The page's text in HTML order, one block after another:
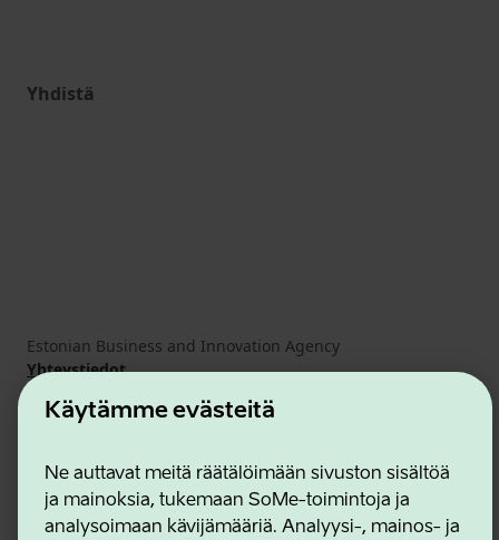
Käytämme evästeitä
Ne auttavat meitä räätälöimään sivuston sisältöä
ja mainoksia, tukemaan SoMe-toimintoja ja
analysoimaan kävijämääriä. Analyysi-, mainos- ja
Yhdistä
Estonian Business and Innovation Agency
Yhteystiedot
Käyttöehdot